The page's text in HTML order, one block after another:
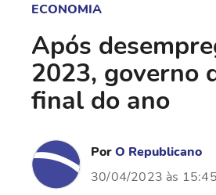
ECONOMIA
Após
2023, governo
final do ano
PorO Republicano
30/04/2023 às 15:45